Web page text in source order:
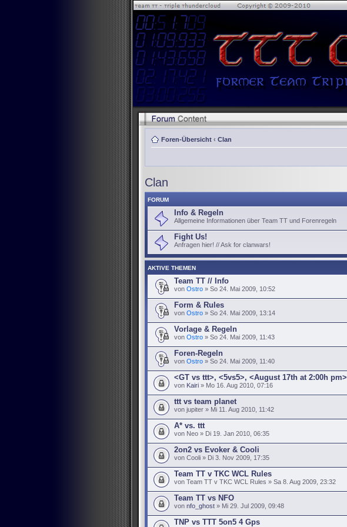
Foren-Übersicht ‹ Clan
Clan
FORUM
Info & Regeln
Allgemeine Informationen über Team TT und Forenregeln
Fight Us!
Anfragen hier! // Ask for clanwars!
AKTIVE THEMEN
Team TT // Info
von Ostro » So 24. Mai 2009, 10:52
Form & Rules
von Ostro » So 24. Mai 2009, 13:14
Vorlage & Regeln
von Ostro » So 24. Mai 2009, 11:43
Foren-Regeln
von Ostro » So 24. Mai 2009, 11:40
<GT vs ttt>, <5vs5>, <August 17th at 2:00h pm>
von Kairi » Mo 16. Aug 2010, 07:16
ttt vs team planet
von jupiter » Mi 11. Aug 2010, 11:42
A* vs. ttt
von Neo » Di 19. Jan 2010, 06:35
2on2 vs Evoker & Cooli
von Cooli » Di 3. Nov 2009, 17:35
Team TT v TKC WCL Rules
von Team TT v TKC WCL Rules » Sa 8. Aug 2009, 23:32
Team TT vs NFO
von nfo_ghost » Mi 29. Jul 2009, 09:48
TNP vs TTT 5on5 4 Gps